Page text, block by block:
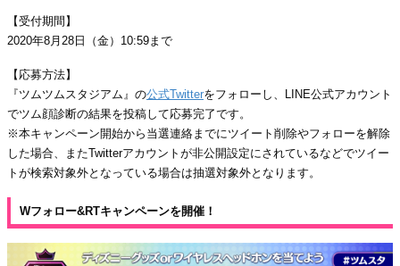
【受付期間】
2020年8月28日（金）10:59まで
【応募方法】
『ツムツムスタジアム』の公式Twitterをフォローし、LINE公式アカウント
でツム顔診断の結果を投稿して応募完了です。
※本キャンペーン開始から当選連絡までにツイート削除やフォローを解除
した場合、またTwitterアカウントが非公開設定にされているなどでツイー
トが検索対象外となっている場合は抽選対象外となります。
Wフォロー&RTキャンペーンを開催！